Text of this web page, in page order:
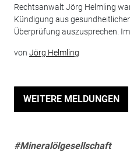
Rechtsanwalt Jörg Helmling
Kündigung aus
Überprüfung auszusprechen.
von Jörg Helmling
WEITERE MELDUNGEN
#Mineralölgesellschaft